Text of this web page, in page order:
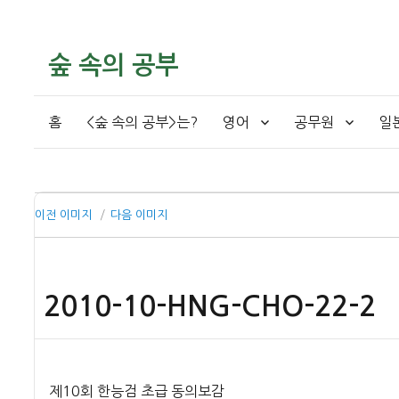
숲 속의 공부
홈 <숲 속의 공부>는? 영어 공무원 일
이전 이미지 다음 이미지
2010-10-HNG-CHO-22-2
제10회 한능검 초급 동의보감